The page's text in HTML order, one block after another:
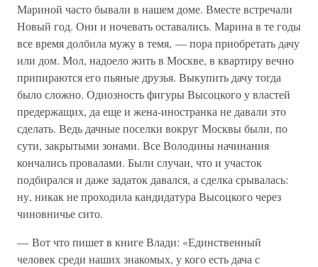
Мариной часто бывали в нашем доме. Вместе встречали
Новый год. Они и ночевать оставались. Марина в те годы
все время долбила мужу в темя, — пора приобретать дачу
или дом. Мол, надоело жить в Москве, в квартиру вечно
припираются его пьяные друзья. Выкупить дачу тогда
было сложно. Одиозность фигуры Высоцкого у властей
предержащих, да еще и жена-иностранка не давали это
сделать. Ведь дачные поселки вокруг Москвы были, по
сути, закрытыми зонами. Все Володины начинания
кончались провалами. Были случаи, что и участок
подбирался и даже задаток давался, а сделка срывалась:
ну, никак не проходила кандидатура Высоцкого через
чиновничье сито.
— Вот что пишет в книге Влади: «Единственный
человек среди наших знакомых, у кого есть дача с